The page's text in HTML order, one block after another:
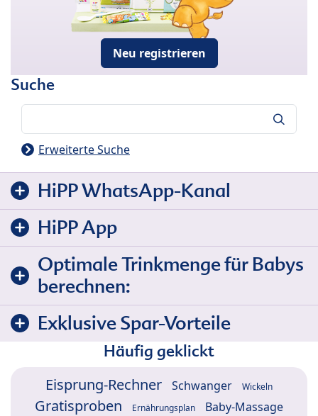
Neu registrieren
Suche
Erweiterte Suche
HiPP WhatsApp-Kanal
HiPP App
Optimale Trinkmenge für Babys
berechnen:
Exklusive Spar-Vorteile
Häufig geklickt
Eisprung-Rechner Schwanger Wickeln
Gratisproben Ernährungsplan Baby-Massage